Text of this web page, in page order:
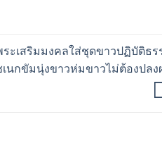
ะเสริมมงคลใส่ชุดขาวปฏิบัติธร
นกขัมนุ่งขาวห่มขาวไม่ต้องปลง